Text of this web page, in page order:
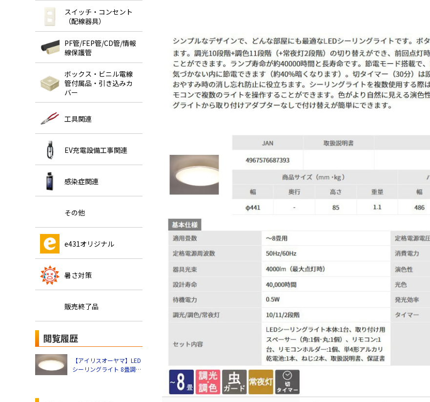
スイッチ・コンセント
（配線器具）
PF管/FEP管/CD管/情報
線保護管
ボックス・ビニル電線
管付属品・引き込みカ
バー
工具関連
EV充電設備工事関連
感染症関連
その他
e431オリジナル
暑さ対策
販売終了品
閲覧履歴
【アイリスオーヤマ】LED
シーリングライト 8畳調光